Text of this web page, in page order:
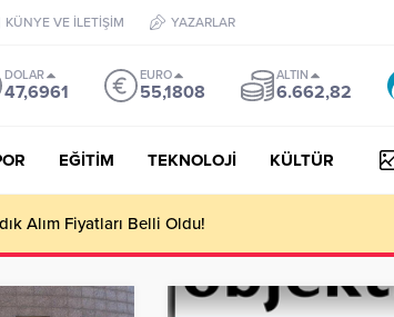
KÜNYE VE İLETİŞİM YAZARLAR
DOLAR
47,6961
EURO
55,1808
ALTIN
6.662,82
EĞİTİM TEKNOLOJİ KÜLTÜR
Alım Fiyatları Belli Oldu!